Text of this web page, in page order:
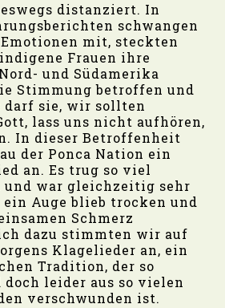
distanziert. In
schwangen
mit, steckten
Frauen ihre
und Südamerika
Stimmung betroffen und
darf sie, wir sollten
lass uns nicht aufhören,
In dieser Betroffenheit
der Ponca Nation ein
an. Es trug so viel
und war gleichzeitig sehr
Auge blieb trocken und
Schmerz
dazu stimmten wir auf
Klagelieder an, ein
Tradition, der so
leider aus so vielen
verschwunden ist.